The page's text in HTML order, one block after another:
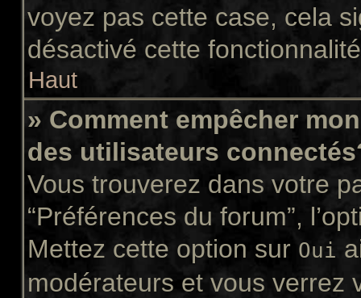
voyez pas cette case, cela
désactivé cette
Haut
» Comment empêcher
des utilisateurs
Vous trouverez dans votre
“Préférences du forum”,
Mettez cette option sur Oui
modérateurs et vous verrez